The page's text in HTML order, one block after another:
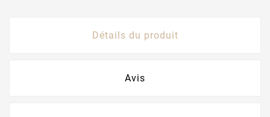
Détails du produit
Avis